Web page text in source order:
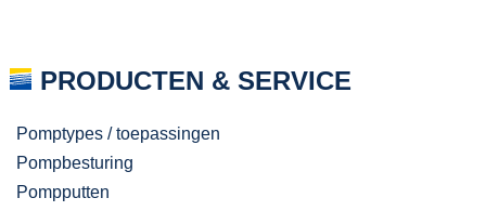
PRODUCTEN & SERVICE
Pomptypes / toepassingen
Pompbesturing
Pompputten